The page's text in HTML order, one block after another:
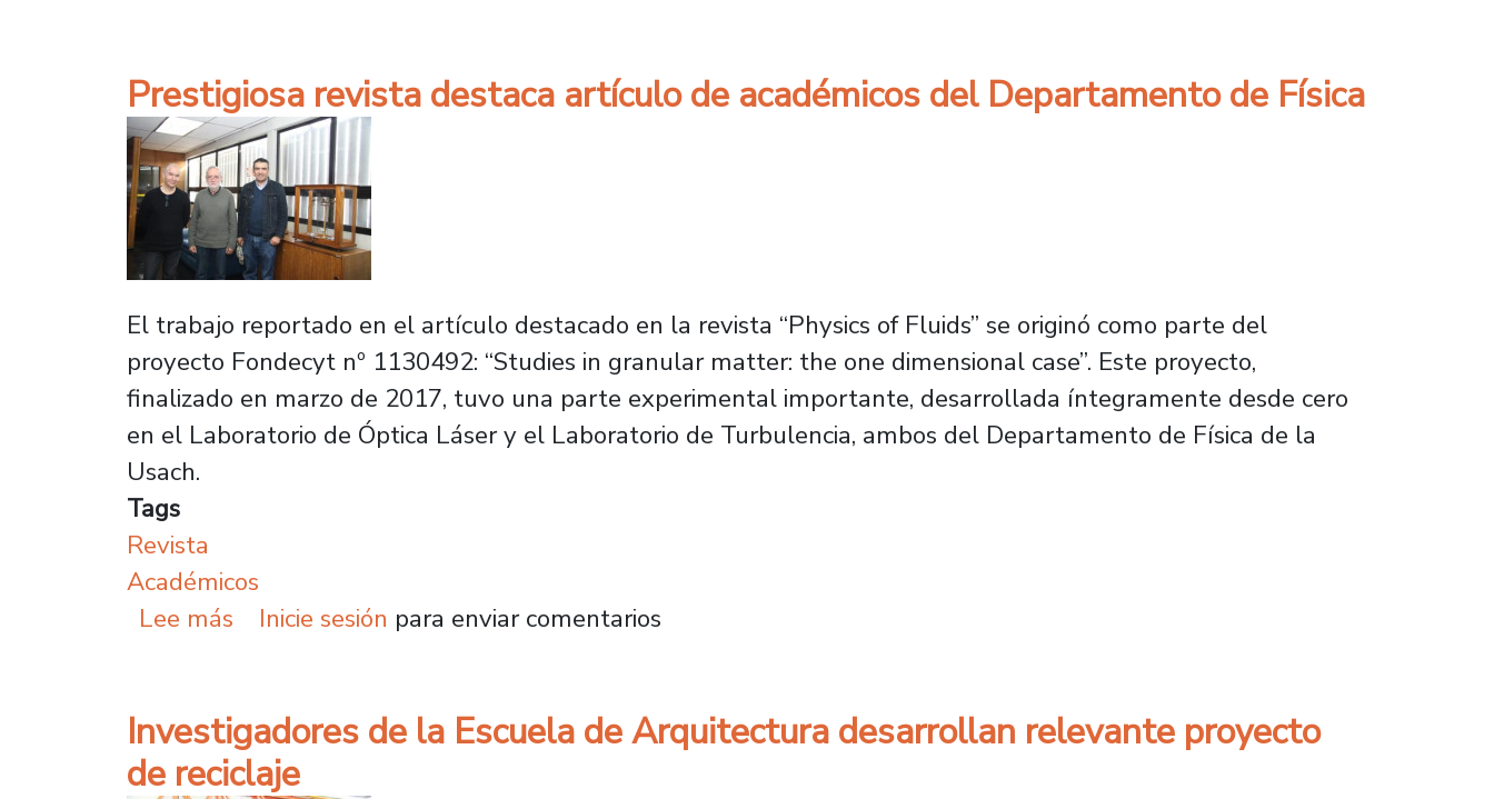
Prestigiosa revista destaca artículo de académicos del Departamento de Física
El trabajo reportado en el artículo destacado en la revista “Physics of Fluids” se originó como parte del
proyecto Fondecyt nº 1130492: “Studies in granular matter: the one dimensional case”. Este proyecto,
finalizado en marzo de 2017, tuvo una parte experimental importante, desarrollada íntegramente desde cero
en el Laboratorio de Óptica Láser y el Laboratorio de Turbulencia, ambos del Departamento de Física de la
Usach.
Tags
Revista
Académicos
Lee más sobre Prestigiosa revista destaca artículo de académicos del Departamento de Física
Inicie sesión para enviar comentarios
Investigadores de la Escuela de Arquitectura desarrollan relevante proyecto
de reciclaje